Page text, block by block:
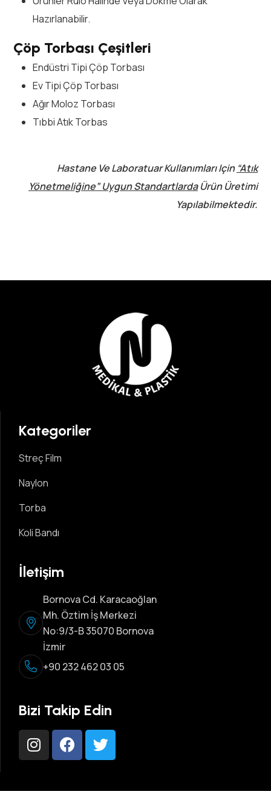
Hazırlanabilir.
Çöp Torbası Çeşitleri
Endüstri Tipi Çöp Torbası
Ev Tipi Çöp Torbası
Ağır Moloz Torbası
Tıbbi Atık Torbas
Hastane Ve Laboratuar Kullanımları Için “Atık
Yönetmeliğine” Uygun StandartlardaÜrün Üretimi
Yapılabilmektedir.
Kategoriler
Streç Film
Naylon
Torba
Koli Bandı
İletişim
Bornova Cd. Karacaoğlan
Mh. Öztim İş Merkezi
No:9/3-B 35070 Bornova
İzmir
+90 232 462 03 05
Bizi Takip Edin